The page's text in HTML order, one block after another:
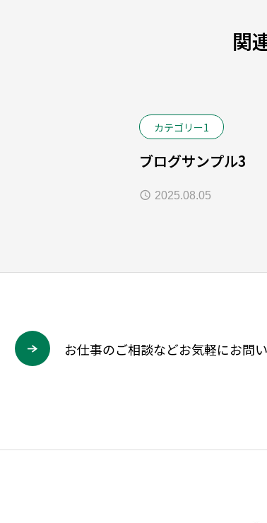
関
カテゴリー1
ブログサンプル3
2025.08.05
お仕事のご相談などお気軽にお問